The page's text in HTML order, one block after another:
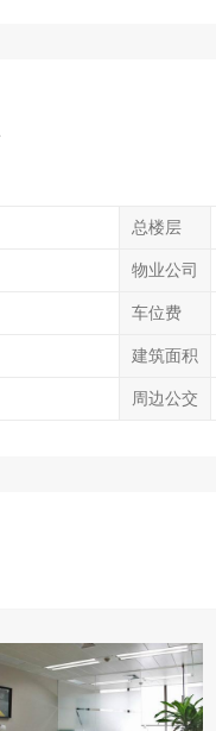
总楼层
物业公司
车位费
建筑面积
周边公交